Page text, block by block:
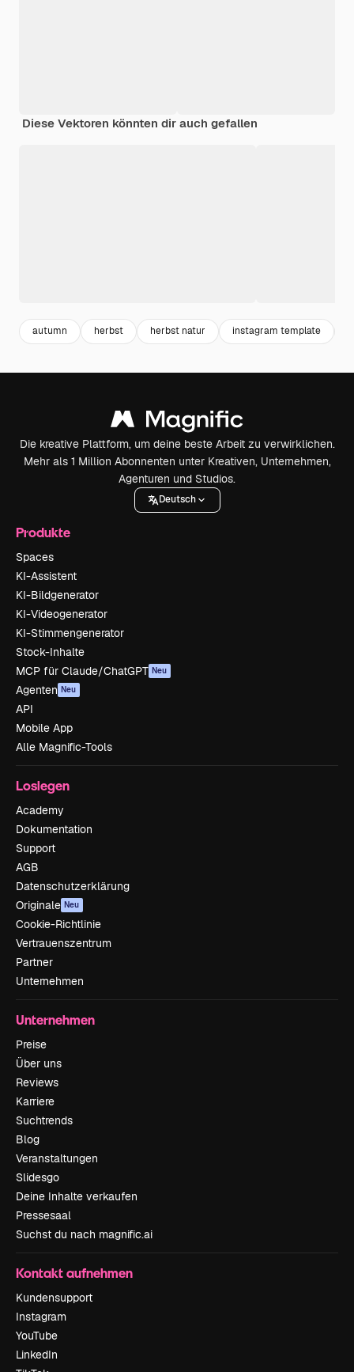
Diese Vektoren könnten dir auch gefallen
autumn herbst herbst natur instagram template
Die kreative Plattform, um deine beste Arbeit zu verwirklichen.
Mehr als 1 Million Abonnenten unter Kreativen, Unternehmen,
Agenturen und Studios.
Deutsch
Produkte
Spaces
KI-Assistent
KI-Bildgenerator
KI-Videogenerator
KI-Stimmengenerator
Stock-Inhalte
MCP für Claude/ChatGPT Neu
Agenten Neu
API
Mobile App
Alle Magnific-Tools
Loslegen
Academy
Dokumentation
Support
AGB
Datenschutzerklärung
Originale Neu
Cookie-Richtlinie
Vertrauenszentrum
Partner
Unternehmen
Unternehmen
Preise
Über uns
Reviews
Karriere
Suchtrends
Blog
Veranstaltungen
Slidesgo
Deine Inhalte verkaufen
Pressesaal
Suchst du nach magnific.ai
Kontakt aufnehmen
Kundensupport
Instagram
YouTube
LinkedIn